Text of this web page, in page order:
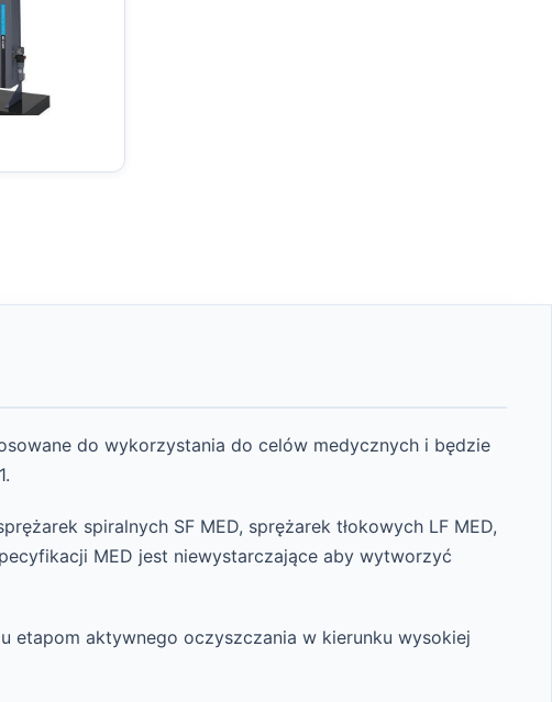
do wykorzystania do celów medycznych i będzie
spiralnych SF MED, sprężarek tłokowych LF MED,
MED jest niewystarczające aby wytworzyć
etapom aktywnego oczyszczania w kierunku wysokiej